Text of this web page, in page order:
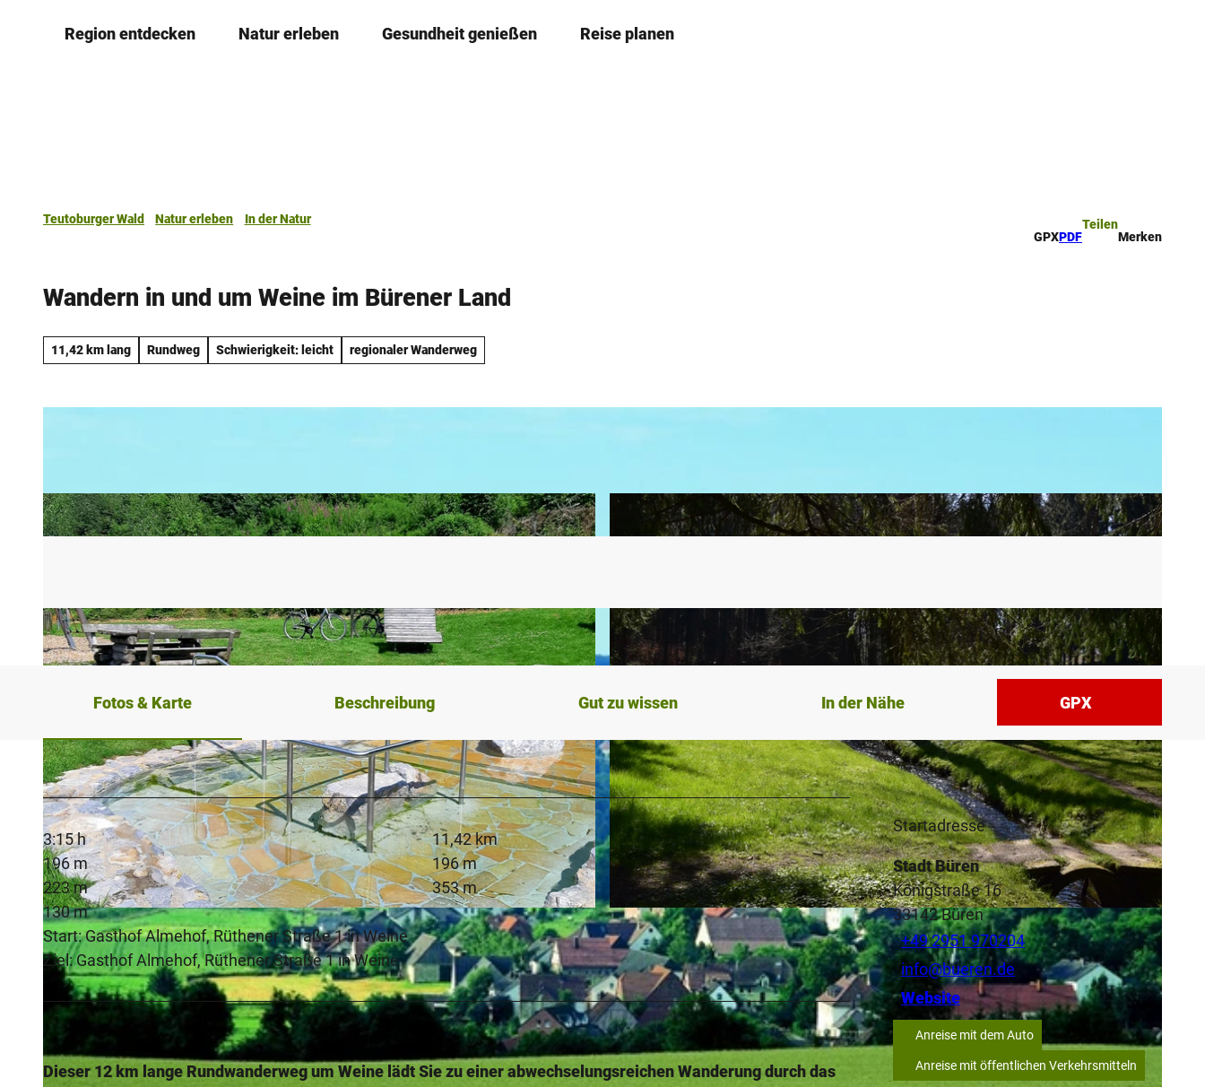
Region entdecken Natur erleben Gesundheit genießen Reise planen
Teutoburger Wald Natur erleben
In der Natur
GPXPDF
Teilen
Merken
Wandern in und um Weine im Bürener Land
11,42 km lang Rundweg Schwierigkeit: leicht regionaler Wanderweg
© Gasthof im Almetal, Hans-Jürgen Büngeler © Kreis Paderborn | Wirtschaft & Tourismus, NPinke | CC-BY-SA
Fotos & Karte Beschreibung Gut zu wissen In der Nähe GPX
3:15 h
11,42 km
196 m
196 m
223 m
353 m
130 m
Start: Gasthof Almehof, Rüthener Straße 1 in Weine
Ziel: Gasthof Almehof, Rüthener Straße 1 in Weine
Dieser 12 km lange Rundwanderweg um Weine lädt Sie zu einer abwechselungsreichen Wanderung durch das
Startadresse
Stadt Büren
Königstraße 16
33142Büren
+49 2951 970204
info@bueren.de
Website
Anreise mit dem Auto
Anreise mit öffentlichen Verkehrsmitteln